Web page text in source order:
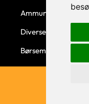
Ammunisjon
Diverse
Børsemaker